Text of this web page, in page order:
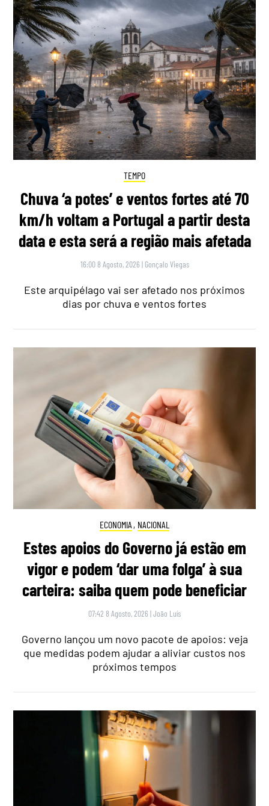
TEMPO
Chuva ‘a potes’ e ventos fortes até 70
km/h voltam a Portugal a partir desta
data e esta será a região mais afetada
16:00 8 Agosto, 2026 | Gonçalo Viegas
Este arquipélago vai ser afetado nos próximos
dias por chuva e ventos fortes
ECONOMIA , NACIONAL
Estes apoios do Governo já estão em
vigor e podem ‘dar uma folga’ à sua
carteira: saiba quem pode beneficiar
07:42 8 Agosto, 2026 |João Luís
Governo lançou um novo pacote de apoios: veja
que medidas podem ajudar a aliviar custos nos
próximos tempos